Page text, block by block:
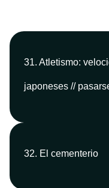
31. Atletismo:
japoneses //
32. El cementerio